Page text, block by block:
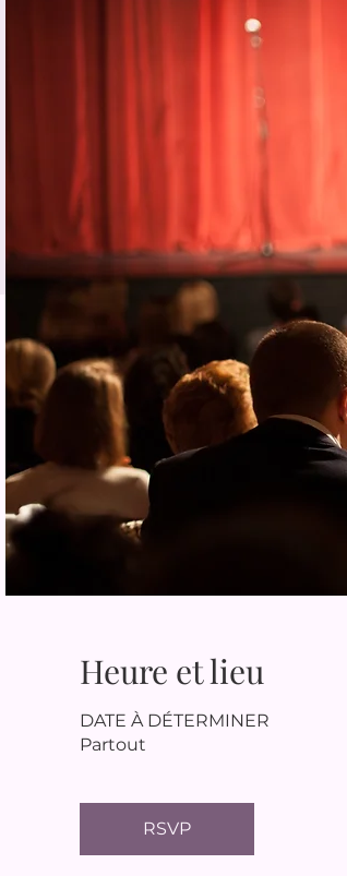
Heure et lieu
DATE À DÉTERMINER
Partout
RSVP